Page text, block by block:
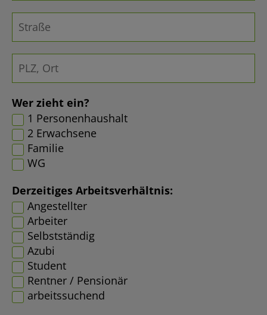
Wer zieht ein?
1 Personenhaushalt
2 Erwachsene
Familie
WG
Derzeitiges Arbeitsverhältnis:
Angestellter
Arbeiter
Selbstständig
Azubi
Student
Rentner / Pensionär
arbeitssuchend